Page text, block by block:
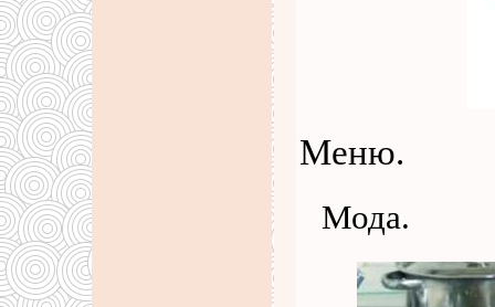
Меню.
Мода.